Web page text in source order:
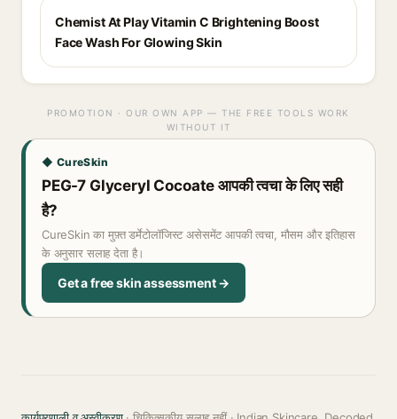
Chemist At Play Vitamin C Brightening Boost
Face Wash For Glowing Skin
PROMOTION · OUR OWN APP — THE FREE TOOLS WORK
WITHOUT IT
◆ CureSkin
PEG-7 Glyceryl Cocoate आपकी त्वचा के लिए सही
है?
CureSkin का मुफ़्त डर्मेटोलॉजिस्ट असेसमेंट आपकी त्वचा, मौसम और इतिहास
के अनुसार सलाह देता है।
Get a free skin assessment →